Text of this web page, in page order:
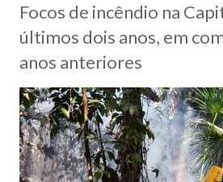
Focos de incêndio na
últimos dois anos, em
anos anteriores